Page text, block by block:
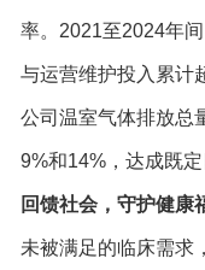
率。2021至2024年
与运营维护投入累计
公司温室气体排放总
9%和14%，达成既定
回馈社会，守护健康
未被满足的临床需求